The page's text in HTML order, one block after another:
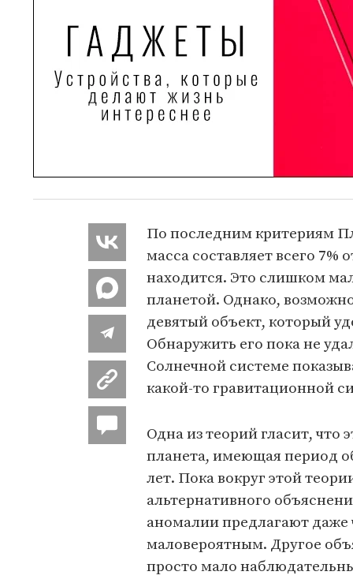
По последним критериям
масса составляет всего 7%
находится. Это слишком
планетой. Однако,
девятый объект, который
Обнаружить его пока не
Солнечной системе
какой-то гравитационной
Одна из теорий гласит, что
планета, имеющая период
лет. Пока вокруг этой
альтернативного
аномалии предлагают даже
маловероятным. Другое
просто мало